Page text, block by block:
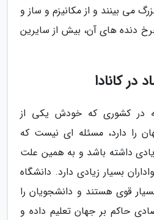
می بینند و از مکانیزم و ساز و
دنده های آن، بیش از سایرین
کانادا
در کشوری که خودش یکی از
را دارد، مسئله ای نیست که
داشته باشد و به همین علت
بسیار زیادی دارد. دانشگاه
قوی هستند و دانشجویان را
حاکم بر جهان تعلیم داده و